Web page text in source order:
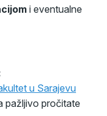
i eventualne
u Sarajevu
pažljivo pročitate